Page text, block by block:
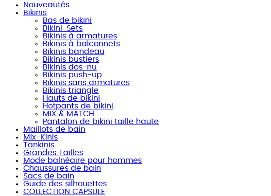
Nouveautés
Bikinis
Bas de bikini
Bikini-Sets
Bikinis à armatures
Bikinis à balconnets
Bikinis bandeau
Bikinis bustiers
Bikinis dos-nu
Bikinis push-up
Bikinis sans armatures
Bikinis triangle
Hauts de bikini
Hotpants de bikini
MIX & MATCH
Pantalon de bikini taille haute
Maillots de bain
Mix-Kinis
Tankinis
Grandes Tailles
Mode balnéaire pour hommes
Chaussures de bain
Sacs de bain
Guide des silhouettes
COLLECTION CAPSULE